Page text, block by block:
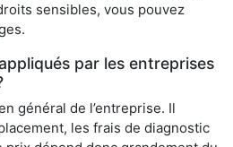
sensibles, vous pouvez
par les entreprises
général de l’entreprise. Il
les frais de diagnostic